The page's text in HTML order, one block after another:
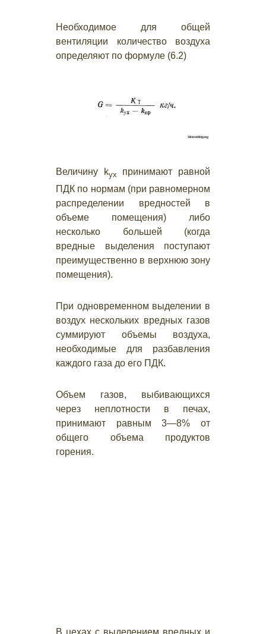
Необходимое для общей
вентиляции количество воздуха
определяют по формуле (6.2)
Величину kyx
принимают равной
ПДК по нормам (при равномерном
распределении вредностей в
объеме помещения) либо
несколько большей (когда
вредные выделения поступают
преимущественно в верхнюю зону
помещения).
При одновременном выделении в
воздух нескольких вредных газов
суммируют объемы воздуха,
необходимые для разбавления
каждого газа до его ПДК.
Объем газов, выбивающихся
через неплотности в печах,
принимают равным 3—8% от
общего объема продуктов
горения.